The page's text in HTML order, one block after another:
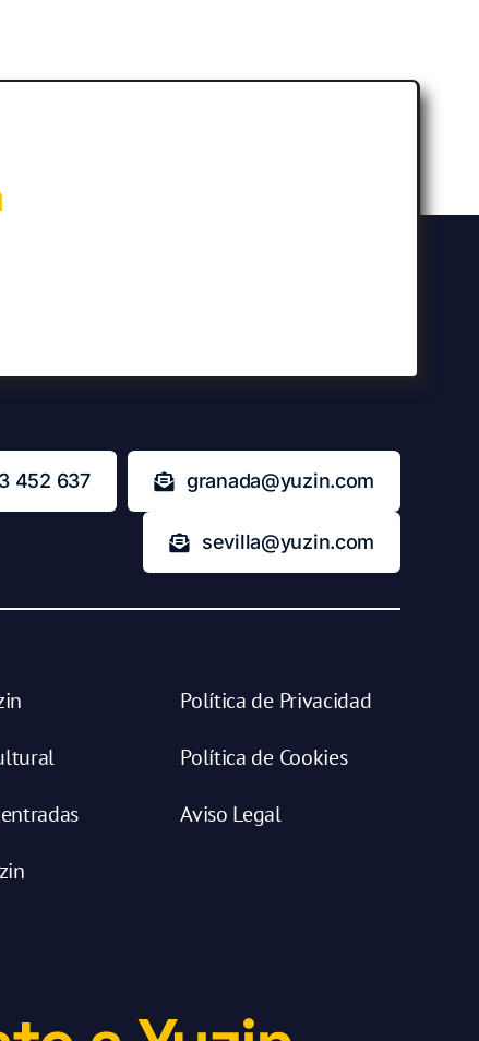
452 637 granada@yuzin.com
sevilla@yuzin.com
Política de Privacidad
Política de Cookies
Aviso Legal